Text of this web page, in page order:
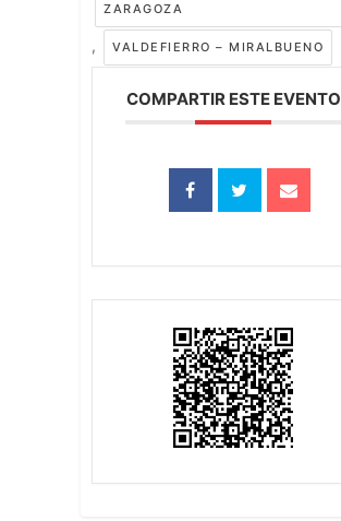
ZARAGOZA
, VALDEFIERRO – MIRALBUENO
COMPARTIR ESTE EVENTO